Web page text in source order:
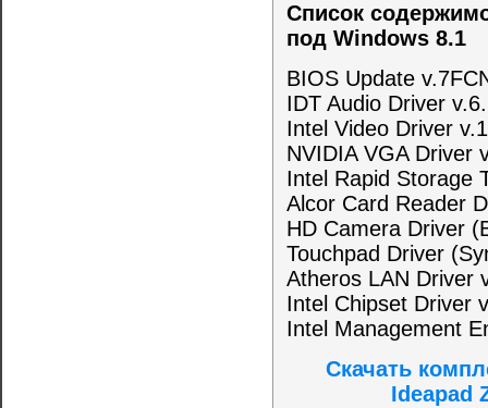
Список
под Windows 8.1
BIOS Update
IDT Audio Driver
Intel Video Driver
NVIDIA VGA Driver
Intel Rapid Storage
Alcor Card Reader
HD Camera Driver
Touchpad Driver
Atheros LAN Driver
Intel Chipset Driver
Intel Management
Скачать
Ideapad